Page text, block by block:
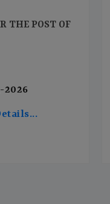
THE POST OF
2026